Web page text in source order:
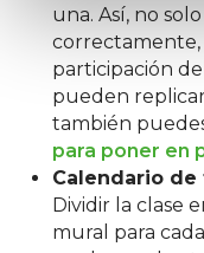
una. Así, no
correctamente,
participación
pueden
también
para poner en
Calendario de
Dividir la clase
mural para